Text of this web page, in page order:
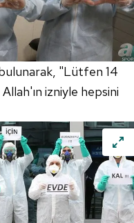
"Lütfen 14
izniyle hepsini